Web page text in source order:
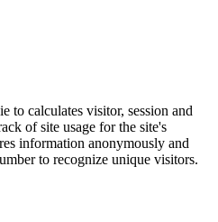
to calculates visitor, session and
of site usage for the site's
information anonymously and
to recognize unique visitors.